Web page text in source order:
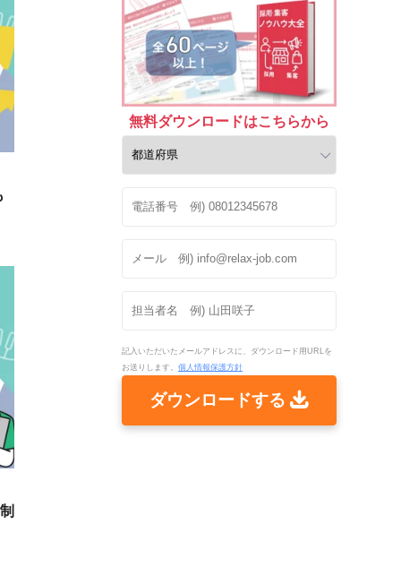
無料ダウンロードはこちらから
記入いただいたメールアドレスに、ダウンロード用URLを
お送りします。 個人情報保護方針
ダウンロードする